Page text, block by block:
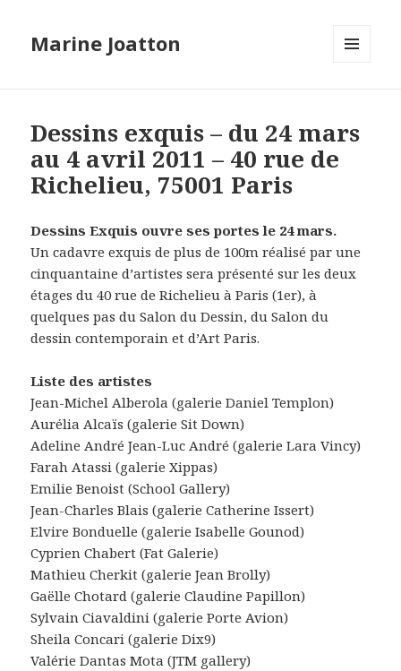
Marine Joatton
Dessins exquis – du 24 mars
au 4 avril 2011 – 40 rue de
Richelieu, 75001 Paris
Dessins Exquis ouvre ses portes le 24 mars.
Un cadavre exquis de plus de 100m réalisé par une
cinquantaine d’artistes sera présenté sur les deux
étages du 40 rue de Richelieu à Paris (1er), à
quelques pas du Salon du Dessin, du Salon du
dessin contemporain et d’Art Paris.
Liste des artistes
Jean-Michel Alberola (galerie Daniel Templon)
Aurélia Alcaïs (galerie Sit Down)
Adeline André Jean-Luc André (galerie Lara Vincy)
Farah Atassi (galerie Xippas)
Emilie Benoist (School Gallery)
Jean-Charles Blais (galerie Catherine Issert)
Elvire Bonduelle (galerie Isabelle Gounod)
Cyprien Chabert (Fat Galerie)
Mathieu Cherkit (galerie Jean Brolly)
Gaëlle Chotard (galerie Claudine Papillon)
Sylvain Ciavaldini (galerie Porte Avion)
Sheila Concari (galerie Dix9)
Valérie Dantas Mota (JTM gallery)